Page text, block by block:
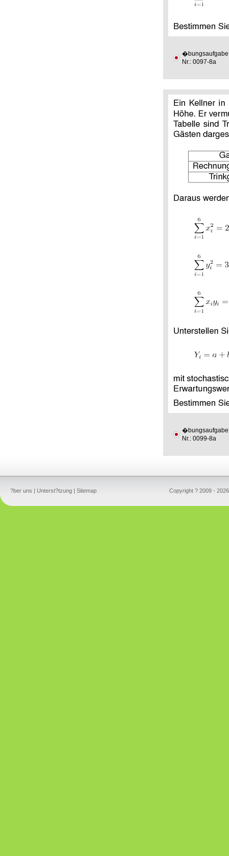
�bungsaufgabe
Nr.: 0097-8a
�bungsaufgabe
Nr.: 0099-8a
?ber uns | Unterst?tzung | Sitemap Copyright ? 2009 -